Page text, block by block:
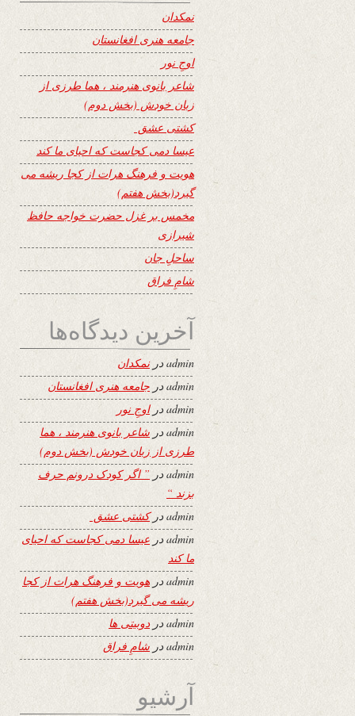
نمکدان
جامعه هنری افغانستان
اوجِ نور
شاعر بانوی هنرمند ، هما طرزی از
زبان خودش (بخش دوم)
کشتی عشق
عیسا دمی کجاست که احیای ما کند
هویت و فرهنگ هرات از کجا ریشه می
گیرد(بخش هفتم)
مخمس بر غزل حضرت خواجه حافظ
شیرازی
ساحلِ جان
شامِ فراق
آخرین دیدگاه‌ها
adminدرنمکدان
adminدر جامعه هنری افغانستان
adminدراوجِ نور
adminدر شاعر بانوی هنرمند ، هما
طرزی از زبان خودش (بخش دوم)
adminدر ” اگر کودک درونم حرف
بزند “
adminدرکشتی عشق
adminدر عیسا دمی کجاست که احیای
ما کند
adminدر هویت و فرهنگ هرات از کجا
ریشه می گیرد(بخش هفتم)
adminدردوبیتی ها
admin در شامِ فراق
آرشیو